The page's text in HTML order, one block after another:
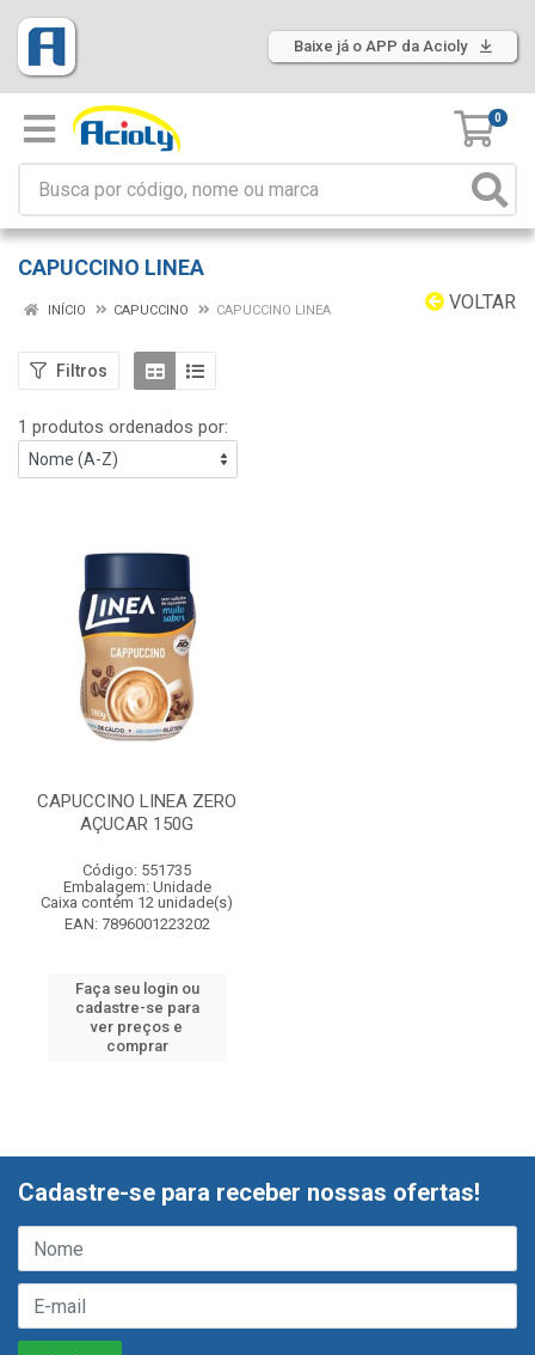
Baixe já o APP da Acioly
0
CAPUCCINO LINEA
VOLTAR
INÍCIO CAPUCCINO CAPUCCINO LINEA
Filtros
1 produtos ordenados por:
CAPUCCINO LINEA ZERO
AÇUCAR 150G
Código: 551735
Embalagem: Unidade
Caixa contém 12 unidade(s)
EAN: 7896001223202
Faça seu login ou
cadastre-se para
ver preços e
comprar
Cadastre-se para receber nossas ofertas!